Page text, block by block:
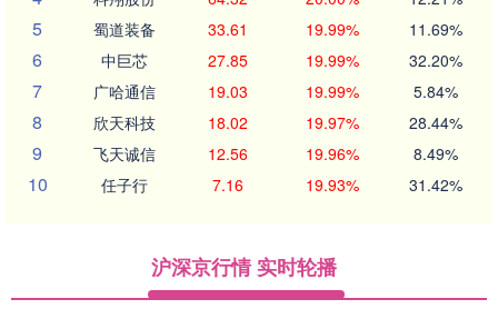
5 蜀道装备 33.61 19.99% 11.69%
6 中巨芯 27.85 19.99% 32.20%
7 广哈通信 19.03 19.99% 5.84%
8 欣天科技 18.02 19.97% 28.44%
9 飞天诚信 12.56 19.96% 8.49%
10 任子行 7.16 19.93% 31.42%
沪深京行情 实时轮播